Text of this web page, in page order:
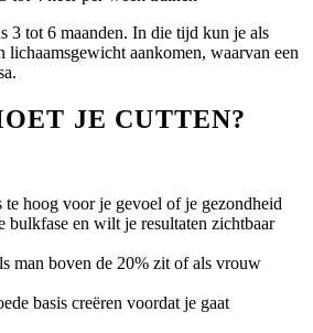
3 tot 6 maanden. In die tijd kun je als
lichaamsgewicht aankomen, waarvan een
JE CUTTEN?
te hoog voor je gevoel of je gezondheid
bulkfase en wilt je resultaten zichtbaar
man boven de 20% zit of als vrouw
basis creëren voordat je gaat